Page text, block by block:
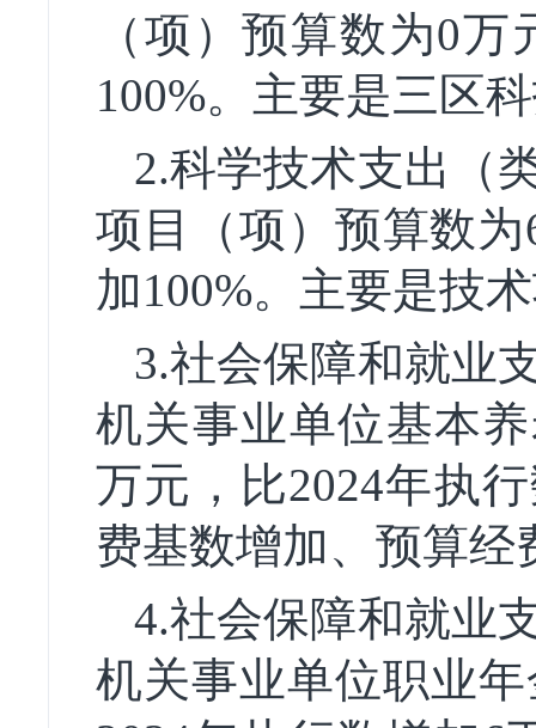
（项）预算数为0
100%。主要是三区
2.科学技术支出（
项目（项）预算数
加100%。主要是技
3.社会保障和就业
机关事业单位基本
万元，比2024年执
费基数增加、预算经
4.社会保障和就业
机关事业单位职业